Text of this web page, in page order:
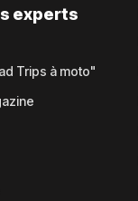
experts
Trips à moto"